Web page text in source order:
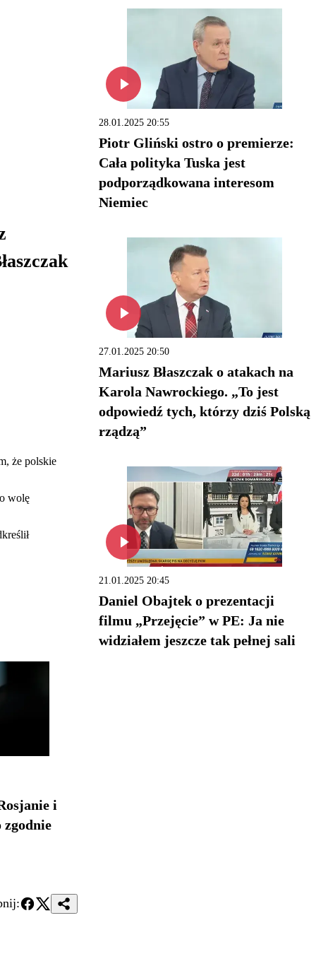
że polskie
wolę
i
28.01.2025 20:55
Piotr Gliński ostro o premierze:
Cała polityka Tuska jest
podporządkowana interesom
Niemiec
27.01.2025 20:50
Mariusz Błaszczak o atakach na
Karola Nawrockiego. „To jest
odpowiedź tych, którzy dziś Polską
rządzą”
21.01.2025 20:45
Daniel Obajtek o prezentacji
filmu „Przejęcie” w PE: Ja nie
widziałem jeszcze tak pełnej sali